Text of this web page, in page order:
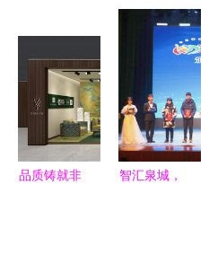
全球一站式
2021届毕
业设计作品
展 平面设
计精粹展
品质铸就非
智汇泉城，